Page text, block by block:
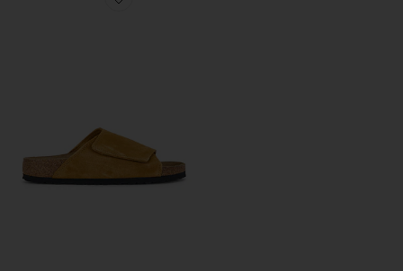
Favorite スライド